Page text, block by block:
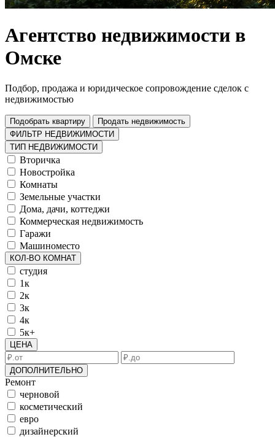
Агентство недвижимости в
Омске
Подбор, продажа и юридическое сопровождение сделок с
недвижимостью
Подобрать квартиру
Продать недвижимость
ФИЛЬТР НЕДВИЖИМОСТИ
ТИП НЕДВИЖИМОСТИ
Вторичка
Новостройка
Комнаты
Земельные участки
Дома, дачи, коттеджи
Коммерческая недвижимость
Гаражи
Машиноместо
КОЛ-ВО КОМНАТ
студия
1к
2к
3к
4к
5к+
ЦЕНА
ДОПОЛНИТЕЛЬНО
Ремонт
черновой
косметический
евро
дизайнерский